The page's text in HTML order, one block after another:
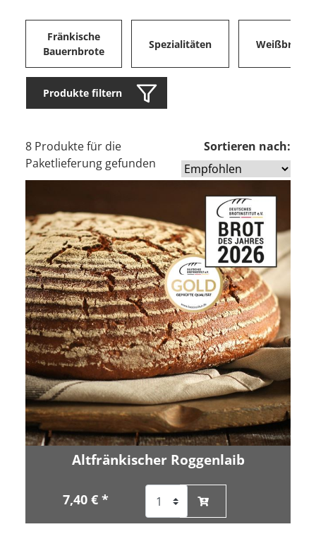
Fränkische
Bauernbrote
Spezialitäten Weißbrote
Produkte filtern
8 Produkte für die
Paketlieferung gefunden
Sortieren nach:
Altfränkischer Roggenlaib
7,40 € *